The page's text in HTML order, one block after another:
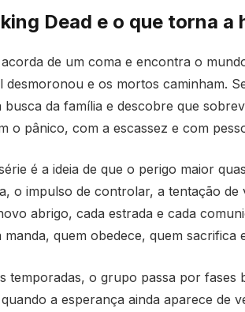
Dead e o que torna
de um coma e encontra o
desmoronou e os mortos caminham.
busca da família e descobre que
o pânico, com a escassez e com
é a ideia de que o perigo maior
o impulso de controlar, a tentação
abrigo, cada estrada e cada
manda, quem obedece, quem sacrifica
temporadas, o grupo passa por fases
a esperança ainda aparece de